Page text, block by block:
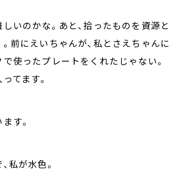
いのかな。あと、拾ったものを資源と
前にえいちゃんが、私とさえちゃんに
使ったプレートをくれたじゃない。
てます。
す。
私が水色。